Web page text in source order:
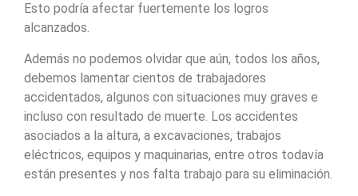
Esto podría afectar fuertemente los logros
alcanzados.
Además no podemos olvidar que aún, todos los años,
debemos lamentar cientos de trabajadores
accidentados, algunos con situaciones muy graves e
incluso con resultado de muerte. Los accidentes
asociados a la altura, a excavaciones, trabajos
eléctricos, equipos y maquinarias, entre otros todavía
están presentes y nos falta trabajo para su eliminación.